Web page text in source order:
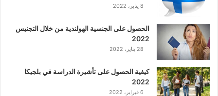
ر
ب
ي
ة
8 يناير، 2022
الحصول على الجنسية الهولندية من خلال التجنيس
2022
28 يناير، 2022
كيفية الحصول على تأشيرة الدراسة في بلجيكا
2022
6 فبراير، 2022